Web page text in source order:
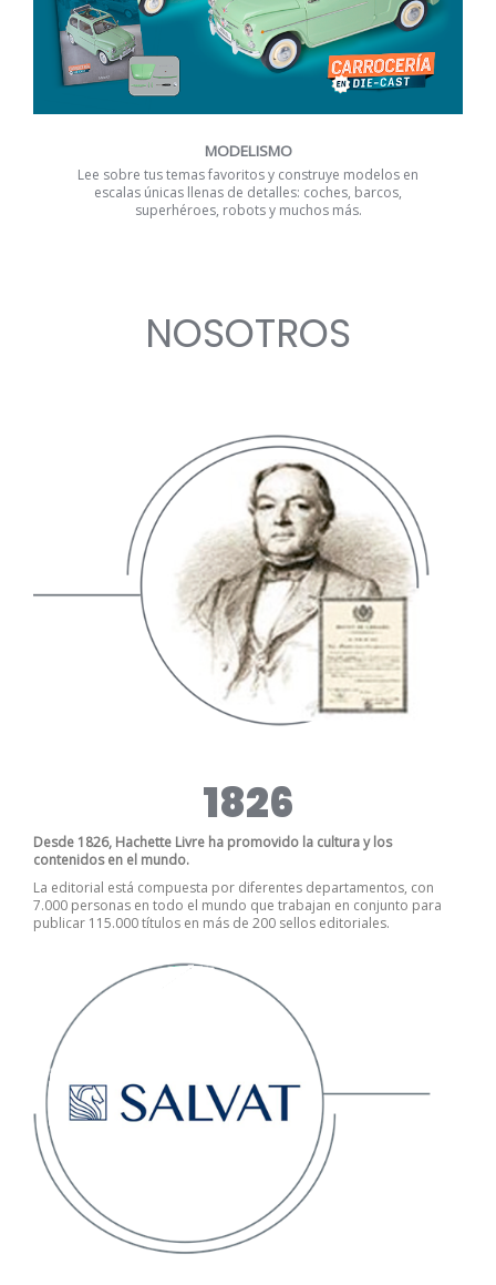
MODELISMO
Lee sobre tus temas favoritos y construye modelos en
escalas únicas llenas de detalles: coches, barcos,
superhéroes, robots y muchos más.
NOSOTROS
1826
Desde 1826, Hachette Livre ha promovido la cultura y los
contenidos en el mundo.
La editorial está compuesta por diferentes departamentos, con
7.000 personas en todo el mundo que trabajan en conjunto para
publicar 115.000 títulos en más de 200 sellos editoriales.